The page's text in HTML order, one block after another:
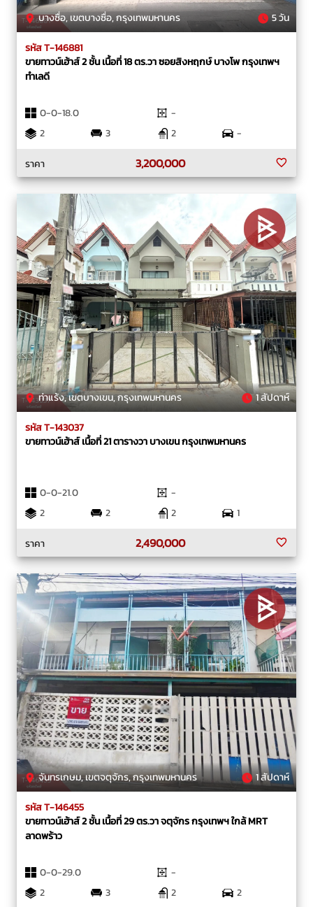
บางซื่อ, เขตบางซื่อ, กรุงเทพมหานคร 5 วัน
รหัส T-146881
ขายทาวน์เฮ้าส์ 2 ชั้น เนื้อที่ 18 ตร.วา ซอยสิงหฤกษ์ บางโพ กรุงเทพฯ
ทำเลดี
0-0-18.0
-
2
3 2
-
ราคา
3,200,000
ท่าแร้ง, เขตบางเขน, กรุงเทพมหานคร 1 สัปดาห์
รหัส T-143037
ขายทาวน์เฮ้าส์ เนื้อที่ 21 ตารางวา บางเขน กรุงเทพมหานคร
0-0-21.0
-
2
2 2
1
ราคา
2,490,000
จันทรเกษม, เขตจตุจักร, กรุงเทพมหานคร 1 สัปดาห์
รหัส T-146455
ขายทาวน์เฮ้าส์ 2 ชั้น เนื้อที่ 29 ตร.วา จตุจักร กรุงเทพฯ ใกล้ MRT
ลาดพร้าว
0-0-29.0
-
2
3 2
2